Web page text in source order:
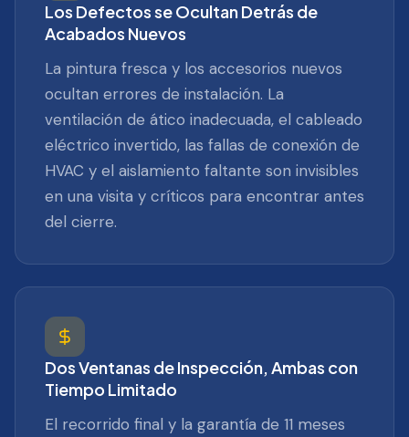
Los Defectos se Ocultan Detrás de
Acabados Nuevos
La pintura fresca y los accesorios nuevos
ocultan errores de instalación. La
ventilación de ático inadecuada, el cableado
eléctrico invertido, las fallas de conexión de
HVAC y el aislamiento faltante son invisibles
en una visita y críticos para encontrar antes
del cierre.
Dos Ventanas de Inspección, Ambas con
Tiempo Limitado
El recorrido final y la garantía de 11 meses